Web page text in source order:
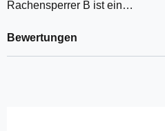
Rachensperrer B ist ein…
Bewertungen